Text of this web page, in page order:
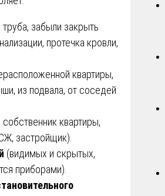
труба, забыли закрыть
протечка кровли,
квартиры,
из подвала, от соседей
квартиры,
застройщик).
(видимых и скрытых,
приборами).